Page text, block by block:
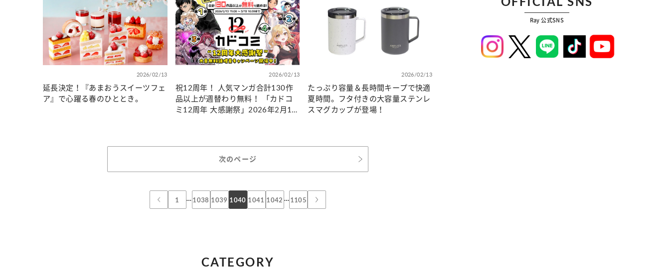
2026/02/13
延長決定！『あまおうスイーツフェ
ア』で心躍る春のひととき。
2026/02/13
祝12周年！ 人気マンガ合計130作
品以上が週替わり無料！ 「カドコ
ミ12周年 大感謝祭」2026年2月13
2026/02/13
たっぷり容量＆長時間キープで快適
夏時間。フタ付きの大容量ステンレ
スマグカップが登場！
次のページ
1 …1038 1039 1040 1041 1042 …1105
Ray 公式SNS
CATEGORY